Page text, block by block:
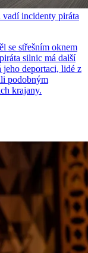
incidenty piráta
se střešním oknem
silnic má další
deportaci, lidé z
podobným
krajany.